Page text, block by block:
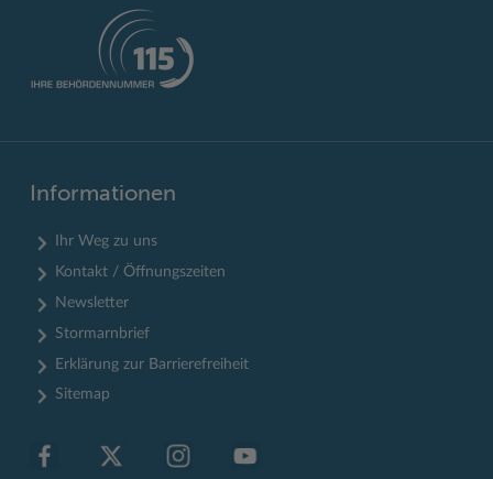
Informationen
Ihr Weg zu uns
Kontakt / Öffnungszeiten
Newsletter
Stormarnbrief
Erklärung zur Barrierefreiheit
Sitemap